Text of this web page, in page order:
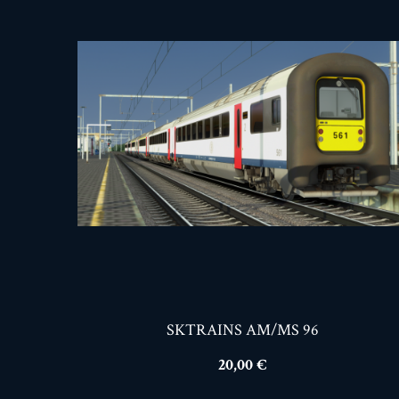
SKTRAINS AM/MS 96
Prix
20,00 €